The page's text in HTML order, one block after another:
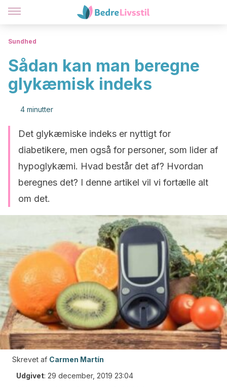
Sundhed
Sådan kan man beregne
glykæmisk indeks
4 minutter
Det glykæmiske indeks er nyttigt for
diabetikere, men også for personer, som lider af
hypoglykæmi. Hvad består det af? Hvordan
beregnes det? I denne artikel vil vi fortælle alt
om det.
Skrevet af Carmen Martín
Udgivet: 29 december, 2019 23:04